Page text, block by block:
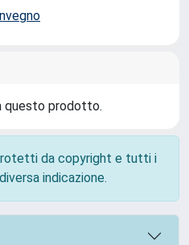
questo prodotto.
da copyright e tutti i
indicazione.